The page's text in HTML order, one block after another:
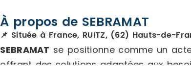
À propos de SEBRAMAT
📌 Située à France, RUITZ, (62) Hauts-de-
SEBRAMAT se positionne comme un
offrant des solutions adaptées aux